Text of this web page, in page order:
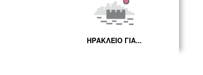
ΗΡΑΚΛΕΙΟ ΓΙΑ...